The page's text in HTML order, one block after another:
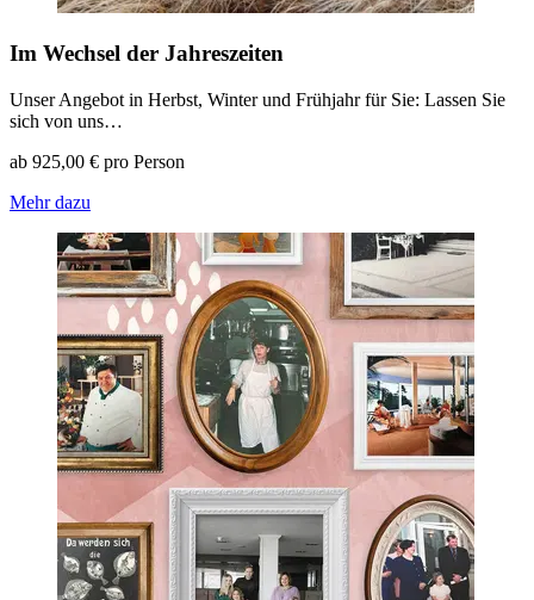
Im Wechsel der Jahreszeiten
Unser Angebot in Herbst, Winter und Frühjahr für Sie: Lassen Sie
sich von uns…
ab 925,00 € pro Person
Mehr dazu